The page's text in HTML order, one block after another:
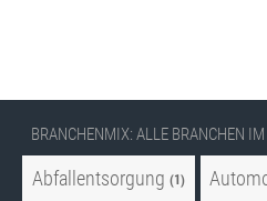
BRANCHENMIX: ALLE BRANCHEN
Abfallentsorgung (1)